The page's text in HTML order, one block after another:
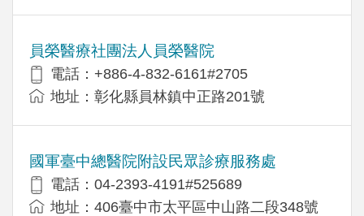
員榮醫療社團法人員榮醫院
電話：+886-4-832-6161#2705
地址：彰化縣員林鎮中正路201號
國軍臺中總醫院附設民眾診療服務處
電話：04-2393-4191#525689
地址：406臺中市太平區中山路二段348號